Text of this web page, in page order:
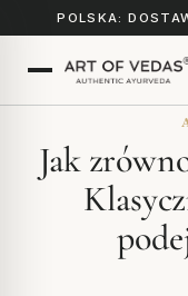
POLSKA:
Jak